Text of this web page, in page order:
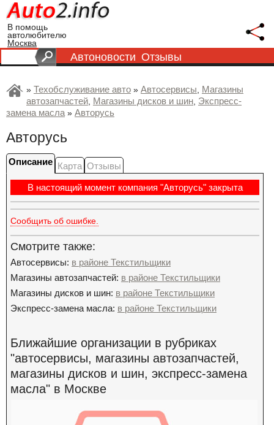
В помощь
автолюбителю
Москва
Автоновости Отзывы
» Техобслуживание авто » Автосервисы, Магазины
автозапчастей, Магазины дисков и шин, Экспресс-
замена масла» Авторусь
Авторусь
Описание Карта Отзывы
В настоящий момент компания "Авторусь" закрыта
Сообщить об ошибке.
Смотрите также:
Автосервисы: в районе Текстильщики
Магазины автозапчастей: в районе Текстильщики
Магазины дисков и шин: в районе Текстильщики
Экспресс-замена масла: в районе Текстильщики
Ближайшие организации в рубриках
"автосервисы, магазины автозапчастей,
магазины дисков и шин, экспресс-замена
масла" в Москве